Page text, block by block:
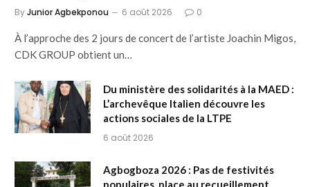
ByJunior Agbekponou 6 août 2026 0
À l’approche des 2 jours de concert de l’artiste Joachin Migos,
CDK GROUP obtient un…
Du ministère des solidarités à la MAED :
L’archevêque Italien découvre les
actions sociales de la LTPE
6 août 2026
Agbogboza 2026 : Pas de festivités